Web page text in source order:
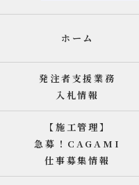
ホーム
発注者支援業務
入札情報
【施工管理】
急募！CAGAMI
仕事募集情報